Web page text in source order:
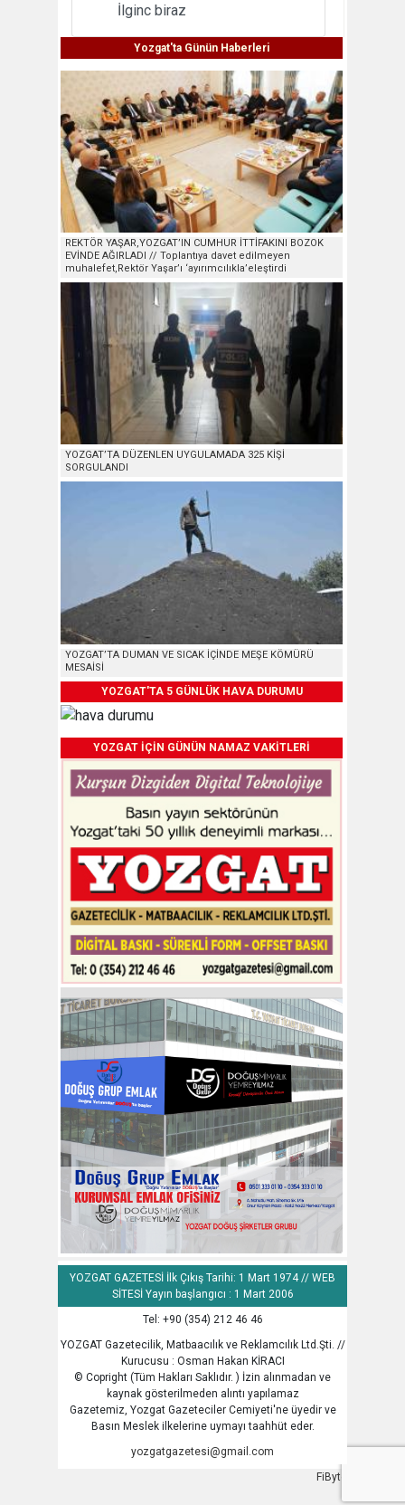
İlginc biraz
Yozgat'ta Günün Haberleri
REKTÖR YAŞAR,YOZGAT’IN CUMHUR İTTİFAKINI BOZOK
EVİNDE AĞIRLADI // Toplantıya davet edilmeyen
muhalefet,Rektör Yaşar’ı ‘ayırımcılıkla’eleştirdi
YOZGAT’TA DÜZENLEN UYGULAMADA 325 KİŞİ
SORGULANDI
YOZGAT’TA DUMAN VE SICAK İÇİNDE MEŞE KÖMÜRÜ
MESAİSİ
YOZGAT'TA 5 GÜNLÜK HAVA DURUMU
YOZGAT İÇİN GÜNÜN NAMAZ VAKİTLERİ
YOZGAT GAZETESİ İlk Çıkış Tarihi: 1 Mart 1974 // WEB
SİTESİ Yayın başlangıcı : 1 Mart 2006
Tel: +90 (354) 212 46 46
YOZGAT Gazetecilik, Matbaacılık ve Reklamcılık Ltd.Şti. //
Kurucusu : Osman Hakan KİRACI
© Copright (Tüm Hakları Saklıdır. ) İzin alınmadan ve
kaynak gösterilmeden alıntı yapılamaz
Gazetemiz, Yozgat Gazeteciler Cemiyeti'ne üyedir ve
Basın Meslek ilkelerine uymayı taahhüt eder.
yozgatgazetesi@gmail.com
FiByte